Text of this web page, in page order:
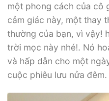
một phong cách của cô
cảm giác này, một thay
thường của bạn, vì vậy!
trời mọc này nhé!. Nó
và hấp dẫn cho một
cuộc phiêu lưu nửa đêm.